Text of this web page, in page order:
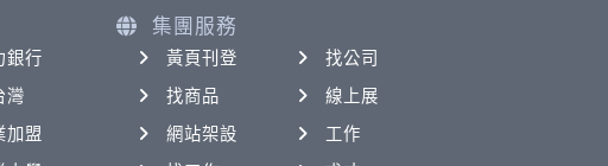
銀行
灣
加盟
集團服務
黃頁刊登
找公司
找商品
線上展
網站架設
工作